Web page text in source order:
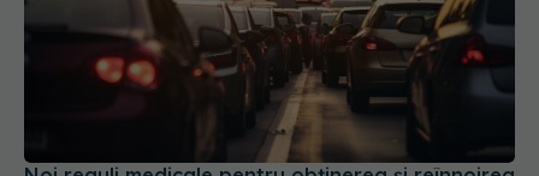
Noi reguli medicale pentru obținerea și reînnoirea
permisului de conducere. Ce se schimbă